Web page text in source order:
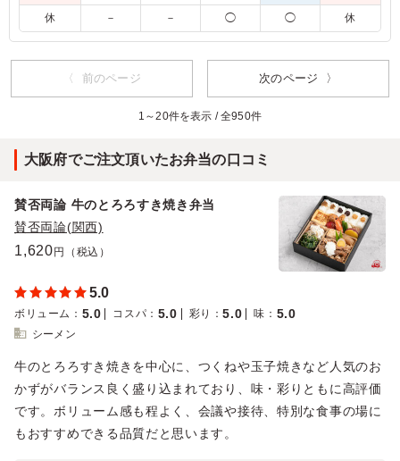
5.0
一風､変わった梅紫蘇唐揚げですが、しっかりした味付け
に対して良いアクセントになっており、 私的にはシソが
苦手なはずなのに、こちらの紫蘇唐揚げはおいしくてリピ
ートしてしまいます。 食わず嫌いの方にはぜひ食べて欲
京都府乙訓郡大山崎町大山崎2025/11/28
休 － － ◯ ◯ 休
〈 前のページ 次のページ 〉
1～20件を表示 / 全950件
大阪府でご注文頂いたお弁当の口コミ
賛否両論 牛のとろろすき焼き弁当
賛否両論(関西)
1,620円（税込）
5.0
ボリューム ： 5.0 コスパ ： 5.0 彩り ：5.0 味 ： 5.0
シーメン
牛のとろろすき焼きを中心に、つくねや玉子焼きなど人気のお
かずがバランス良く盛り込まれており、味・彩りともに高評価
です。ボリューム感も程よく、会議や接待、特別な食事の場に
もおすすめできる品質だと思います。